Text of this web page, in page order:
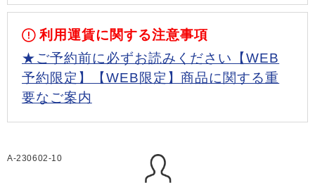
利用運賃に関する注意事項
★ご予約前に必ずお読みください【WEB
予約限定】【WEB限定】商品に関する重
要なご案内
A-230602-10